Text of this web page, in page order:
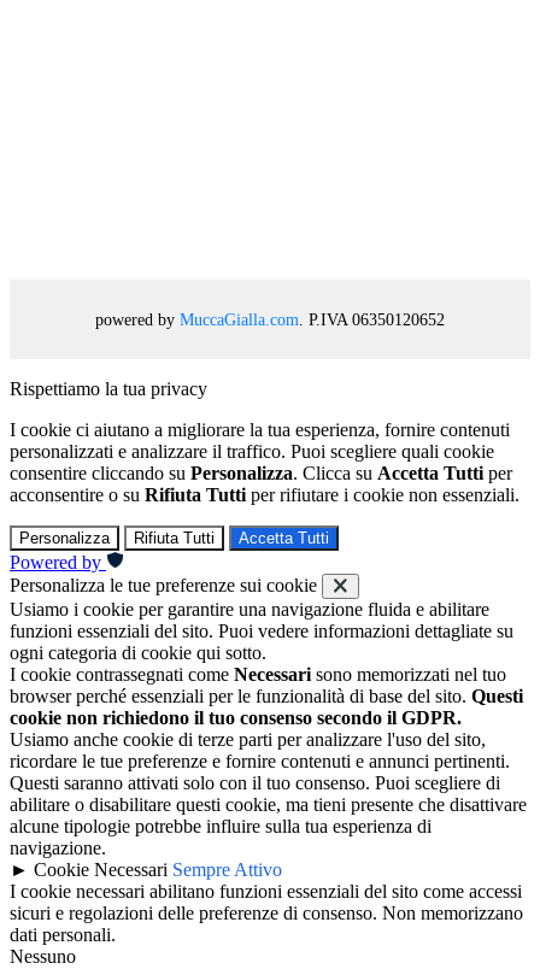
powered by MuccaGialla.com . P.IVA 06350120652
Rispettiamo la tua privacy
I cookie ci aiutano a migliorare la tua esperienza, fornire contenuti
personalizzati e analizzare il traffico. Puoi scegliere quali cookie
consentire cliccando su Personalizza. Clicca su Accetta Tutti per
acconsentire o su Rifiuta Tutti per rifiutare i cookie non essenziali.
Personalizza Rifiuta Tutti Accetta Tutti
Powered by
Personalizza le tue preferenze sui cookie
Usiamo i cookie per garantire una navigazione fluida e abilitare
funzioni essenziali del sito. Puoi vedere informazioni dettagliate su
ogni categoria di cookie qui sotto.
I cookie contrassegnati come Necessari sono memorizzati nel tuo
browser perché essenziali per le funzionalità di base del sito. Questi
cookie non richiedono il tuo consenso secondo il GDPR.
Usiamo anche cookie di terze parti per analizzare l'uso del sito,
ricordare le tue preferenze e fornire contenuti e annunci pertinenti.
Questi saranno attivati solo con il tuo consenso. Puoi scegliere di
abilitare o disabilitare questi cookie, ma tieni presente che disattivare
alcune tipologie potrebbe influire sulla tua esperienza di
navigazione.
► Cookie Necessari Sempre Attivo
I cookie necessari abilitano funzioni essenziali del sito come accessi
sicuri e regolazioni delle preferenze di consenso. Non memorizzano
dati personali.
Nessuno